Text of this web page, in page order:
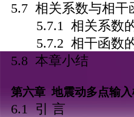
5.7 相关系数与相干
5.7.1 相关系数
5.7.2 相干函数
5.8 本章小结
第六章 地震动多点输
6.1 引 言